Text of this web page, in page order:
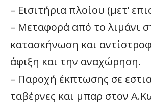
– Εισιτήρια πλοίου (μετ’
– Μεταφορά από το λιμάνι
κατασκήνωση και
άφιξη και την αναχώρηση.
– Παροχή έκπτωσης σε
ταβέρνες και μπαρ στον